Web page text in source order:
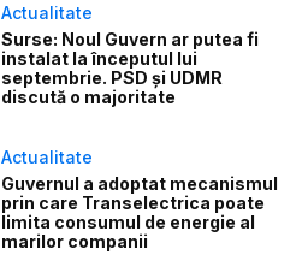
Actualitate
Surse: Noul Guvern ar putea fi
instalat la începutul lui
septembrie. PSD și UDMR
discută o majoritate
Actualitate
Guvernul a adoptat mecanismul
prin care Transelectrica poate
limita consumul de energie al
marilor companii